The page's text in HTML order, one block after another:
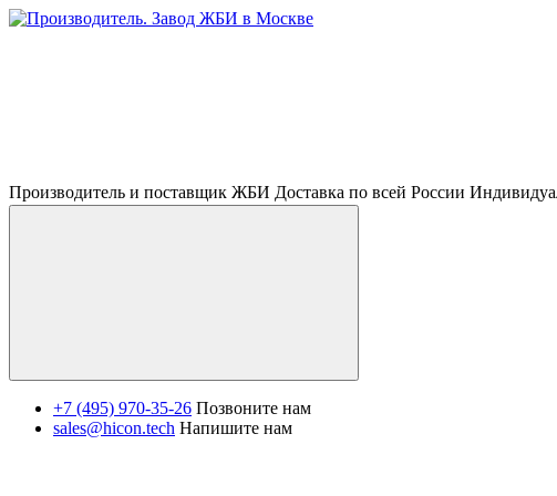
Производитель и поставщик ЖБИ Доставка по всей России
+7 (495) 970-35-26 Позвоните нам
sales@hicon.tech Напишите нам